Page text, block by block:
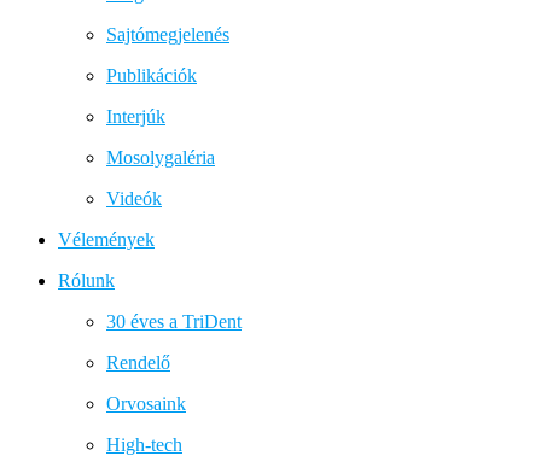
Sajtómegjelenés
Publikációk
Interjúk
Mosolygaléria
Videók
Vélemények
Rólunk
30 éves a TriDent
Rendelő
Orvosaink
High-tech